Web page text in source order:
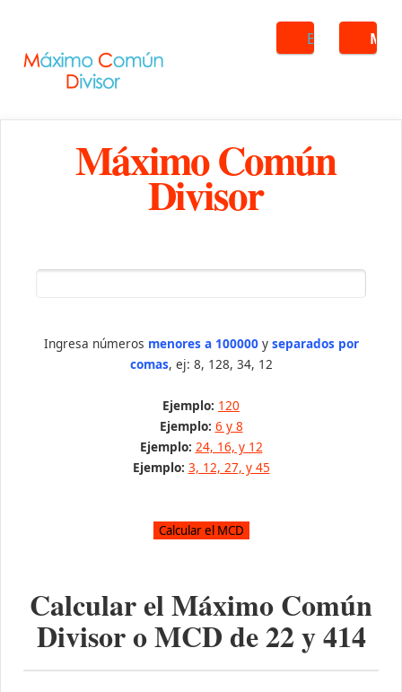
Buscar
Máximo Común
Divisor
Ingresa números menores a 100000y separados por
comas, ej: 8, 128, 34, 12
Ejemplo: 120
Ejemplo: 6 y 8
Ejemplo: 24, 16, y 12
Ejemplo: 3, 12, 27, y 45
Calcular el Máximo Común
Divisor o MCD de22y414